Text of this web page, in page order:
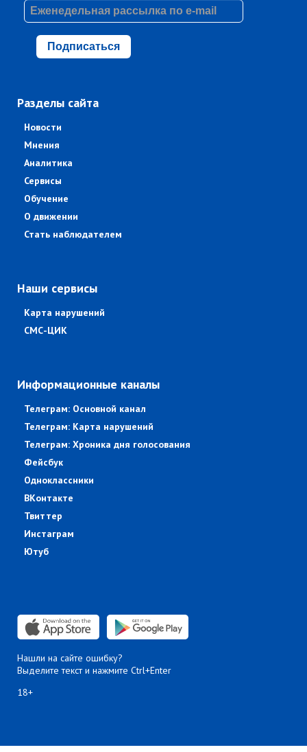
Подписаться
Разделы сайта
Новости
Мнения
Аналитика
Сервисы
Обучение
О движении
Стать наблюдателем
Наши сервисы
Карта нарушений
СМС-ЦИК
Информационные каналы
Телеграм: Основной канал
Телеграм: Карта нарушений
Телеграм: Хроника дня голосования
Фейсбук
Одноклассники
ВКонтакте
Твиттер
Инстаграм
Ютуб
Нашли на сайте ошибку?
Выделите текст и нажмите Ctrl+Enter
18+